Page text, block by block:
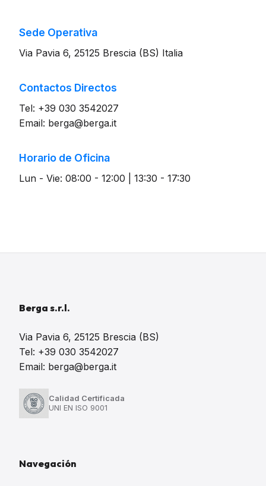
Sede Operativa
Via Pavia 6, 25125 Brescia (BS) Italia
Contactos Directos
Tel: +39 030 3542027
Email: berga@berga.it
Horario de Oficina
Lun - Vie: 08:00 - 12:00 | 13:30 - 17:30
Berga s.r.l.
Via Pavia 6, 25125 Brescia (BS)
Tel: +39 030 3542027
Email: berga@berga.it
Calidad Certificada
UNI EN ISO 9001
Navegación